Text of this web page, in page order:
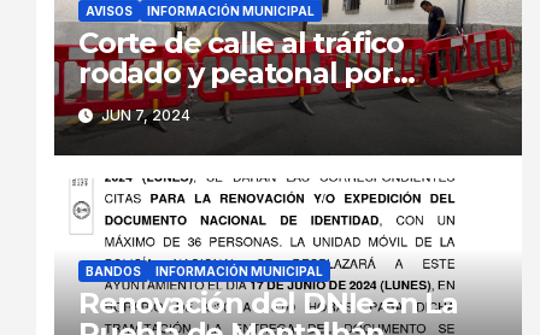
AVISOS INFORMACIÓN MUNICIPAL
Corte de calle al tráfico
rodado y peatonal por
peligro inminente de
derrumbe
JUN 7, 2024
BANDOS INFORMACIÓN MUNICIPAL
Renovación del DNIe en La